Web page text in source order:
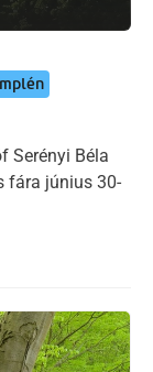
Serényi Béla
fára június 30-